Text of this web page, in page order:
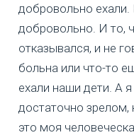
добровольно
добровольно. И то,
отказывался, и не
больна или что-то
ехали наши дети. А
достаточно зрелом,
это моя